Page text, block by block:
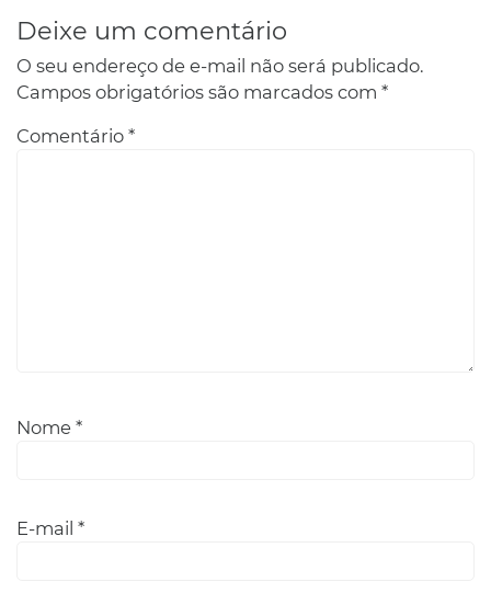
Deixe um comentário
O seu endereço de e-mail não será publicado.
Campos obrigatórios são marcados com *
Comentário *
Nome *
E-mail *